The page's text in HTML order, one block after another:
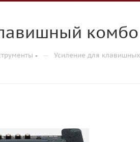
комбо
— Усиление для